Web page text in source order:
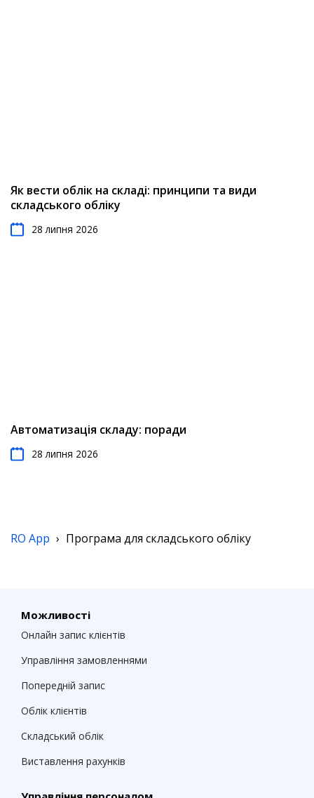
Як вести облік на складі: принципи та види
складського обліку
28 липня 2026
Автоматизація складу: поради
28 липня 2026
RO App › Програма для складського обліку
Можливості
Онлайн запис клієнтів
Управління замовленнями
Попередній запис
Облік клієнтів
Складський облік
Виставлення рахунків